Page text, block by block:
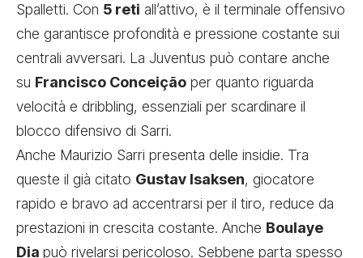
Spalletti. Con 5 reti all’attivo, è il terminale offensivo
che garantisce profondità e pressione costante sui
centrali avversari. La Juventus può contare anche
su Francisco Conceição per quanto riguarda
velocità e dribbling, essenziali per scardinare il
blocco difensivo di Sarri.
Anche Maurizio Sarri presenta delle insidie. Tra
queste il già citato Gustav Isaksen, giocatore
rapido e bravo ad accentrarsi per il tiro, reduce da
prestazioni in crescita costante. Anche Boulaye
Dia può rivelarsi pericoloso. Sebbene parta spesso